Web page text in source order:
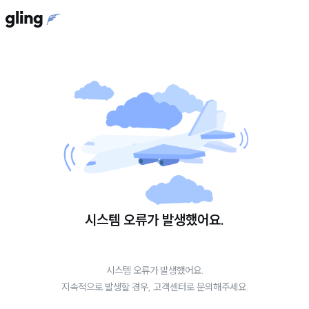
시스템 오류가 발생했어요.
시스템 오류가 발생했어요.
지속적으로 발생할 경우, 고객센터로 문의해주세요.